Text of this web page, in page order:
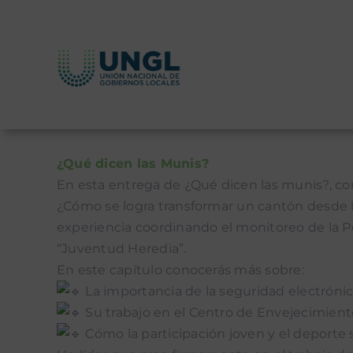
¿Qué dicen las Munis?
En esta entrega de ¿Qué dicen las munis?,
¿Cómo se logra transformar un cantón
experiencia coordinando el monitoreo de la
“Juventud Heredia”.
En este capítulo conocerás más sobre:
La importancia de la seguridad
Su trabajo en el Centro de
Cómo la participación joven y el deporte